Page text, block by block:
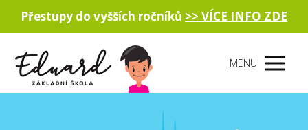
Přestupy do vyšších ročníků >> VÍCE INFO ZDE
MENU